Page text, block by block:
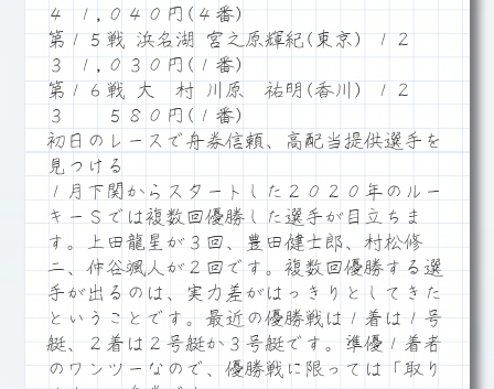
４ １,０４０円(４番)
第１５戦 浜名湖 宮之原輝紀(東京) １２
３ １,０３０円(１番)
第１６戦 大 村 川原 祐明(香川) １２
３ ５８０円(１番)
初日のレースで舟券信頼、高配当提供選手を
見つける
１月下関からスタートした２０２０年のルー
キーＳでは複数回優勝した選手が目立ちま
す。上田龍星が３回、豊田健士郎、村松修
二、仲谷颯人が２回です。複数回優勝する選
手が出るのは、実力差がはっきりとしてきた
ということです。最近の優勝戦は１着は１号
艇、２着は２号艇か３号艇です。準優１着者
のワンツーなので、優勝戦に限っては「取り